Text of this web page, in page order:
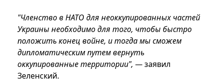
"Членство в НАТО для неоккупированных частей
Украины необходимо для того, чтобы быстро
положить конец войне, и тогда мы сможем
дипломатическим путем вернуть
оккупированные территории", —заявил
Зеленский.